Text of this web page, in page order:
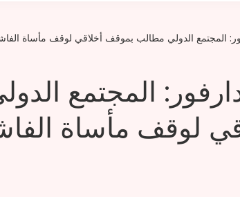
المجتمع الدولي مطالب بموقف أخلاقي لوقف مأساة
المجتمع
لوقف مأساة